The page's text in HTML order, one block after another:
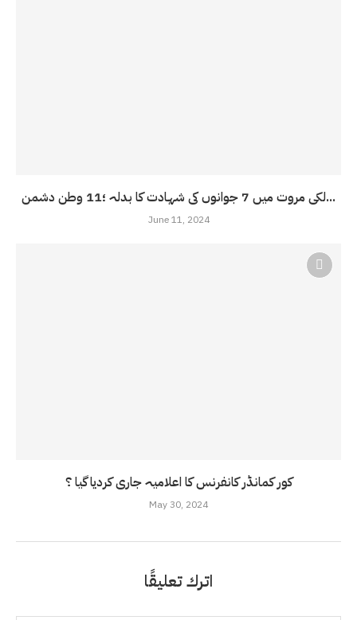
لکی مروت میں 7 جوانوں کی شہادت کا بدلہ ؛11 وطن دشمن...
June 11, 2024
کور کمانڈر کانفرنس کا اعلامیہ جاری کردیا گیا ؟
May 30, 2024
اترك تعليقًا